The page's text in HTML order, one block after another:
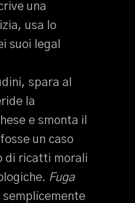
una
usa lo
suoi legal
spara al
la
e smonta il
un caso
di ricatti morali
Fuga